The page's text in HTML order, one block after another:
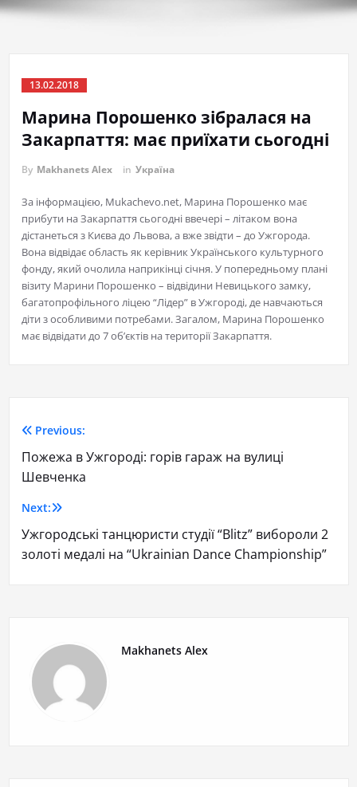
13.02.2018
Марина Порошенко зібралася на
Закарпаття: має приїхати сьогодні
By Makhanets Alex in Україна
За інформацією, Mukachevo.net, Марина Порошенко має
прибути на Закарпаття сьогодні ввечері – літаком вона
дістанеться з Києва до Львова, а вже звідти – до Ужгорода.
Вона відвідає область як керівник Українського культурного
фонду, який очолила наприкінці січня. У попередньому плані
візиту Марини Порошенко – відвідини Невицького замку,
багатопрофільного ліцею “Лідер” в Ужгороді, де навчаються
діти з особливими потребами. Загалом, Марина Порошенко
має відвідати до 7 об’єктів на території Закарпаття.
Previous:
Пожежа в Ужгороді: горів гараж на вулиці
Шевченка
Next:
Ужгородські танцюристи студії “Blitz” вибороли 2
золоті медалі на “Ukrainian Dance Championship”
Makhanets Alex